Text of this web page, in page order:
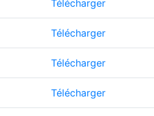
Télécharger
Télécharger
Télécharger
Télécharger